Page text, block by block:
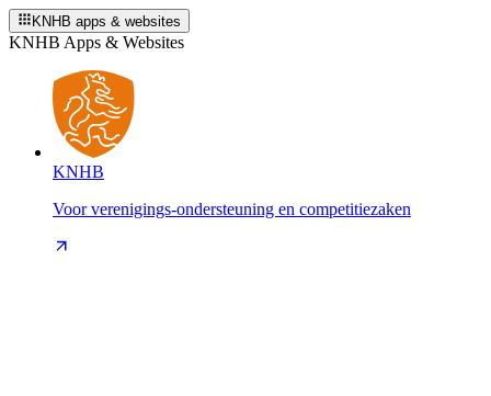
KNHB apps & websites
KNHB Apps & Websites
KNHB
Voor verenigings-ondersteuning en competitiezaken